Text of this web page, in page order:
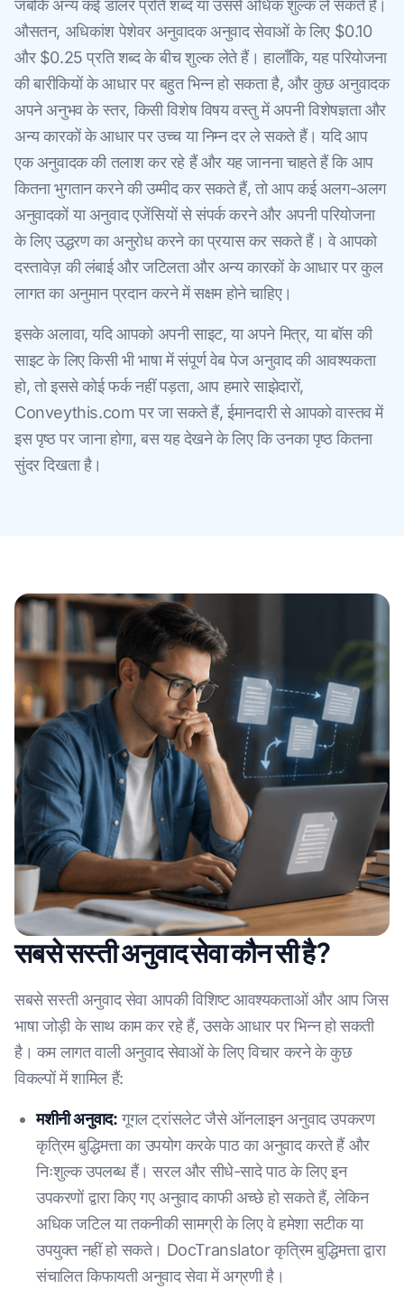
जबकि अन्य कई डॉलर प्रति शब्द या उससे अधिक शुल्क ले सकते हैं।
औसतन, अधिकांश पेशेवर अनुवादक अनुवाद सेवाओं के लिए $0.10
और $0.25 प्रति शब्द के बीच शुल्क लेते हैं। हालाँकि, यह परियोजना
की बारीकियों के आधार पर बहुत भिन्न हो सकता है, और कुछ अनुवादक
अपने अनुभव के स्तर, किसी विशेष विषय वस्तु में अपनी विशेषज्ञता और
अन्य कारकों के आधार पर उच्च या निम्न दर ले सकते हैं। यदि आप
एक अनुवादक की तलाश कर रहे हैं और यह जानना चाहते हैं कि आप
कितना भुगतान करने की उम्मीद कर सकते हैं, तो आप कई अलग-अलग
अनुवादकों या अनुवाद एजेंसियों से संपर्क करने और अपनी परियोजना
के लिए उद्धरण का अनुरोध करने का प्रयास कर सकते हैं। वे आपको
दस्तावेज़ की लंबाई और जटिलता और अन्य कारकों के आधार पर कुल
लागत का अनुमान प्रदान करने में सक्षम होने चाहिए।
इसके अलावा, यदि आपको अपनी साइट, या अपने मित्र, या बॉस की
साइट के लिए किसी भी भाषा में संपूर्ण वेब पेज अनुवाद की आवश्यकता
हो, तो इससे कोई फर्क नहीं पड़ता, आप हमारे साझेदारों,
Conveythis.com पर जा सकते हैं, ईमानदारी से आपको वास्तव में
इस पृष्ठ पर जाना होगा, बस यह देखने के लिए कि उनका पृष्ठ कितना
सुंदर दिखता है।
सबसे सस्ती अनुवाद सेवा कौन सी है?
सबसे सस्ती अनुवाद सेवा आपकी विशिष्ट आवश्यकताओं और आप जिस
भाषा जोड़ी के साथ काम कर रहे हैं, उसके आधार पर भिन्न हो सकती
है। कम लागत वाली अनुवाद सेवाओं के लिए विचार करने के कुछ
विकल्पों में शामिल हैं:
मशीनी अनुवाद:गूगल ट्रांसलेट जैसे ऑनलाइन अनुवाद उपकरण
कृत्रिम बुद्धिमत्ता का उपयोग करके पाठ का अनुवाद करते हैं और
निःशुल्क उपलब्ध हैं। सरल और सीधे-सादे पाठ के लिए इन
उपकरणों द्वारा किए गए अनुवाद काफी अच्छे हो सकते हैं, लेकिन
अधिक जटिल या तकनीकी सामग्री के लिए वे हमेशा सटीक या
उपयुक्त नहीं हो सकते। DocTranslator कृत्रिम बुद्धिमत्ता द्वारा
संचालित किफायती अनुवाद सेवा में अग्रणी है।